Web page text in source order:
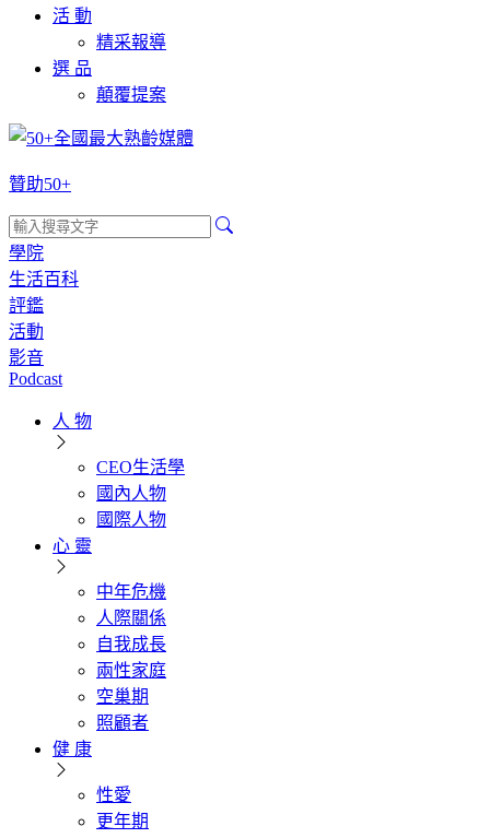
活 動
精采報導
選 品
顛覆提案
贊助50+
學院
生活百科
評鑑
活動
影音
Podcast
人 物
CEO生活學
國內人物
國際人物
心 靈
中年危機
人際關係
自我成長
兩性家庭
空巢期
照顧者
健 康
性愛
更年期